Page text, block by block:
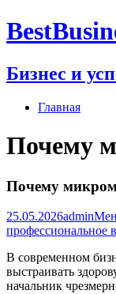
Перейти
к
Бизнес и
Главная
Почему
Почему
25.05.2026admin
профессиональное
В современном
выстраивать
начальник